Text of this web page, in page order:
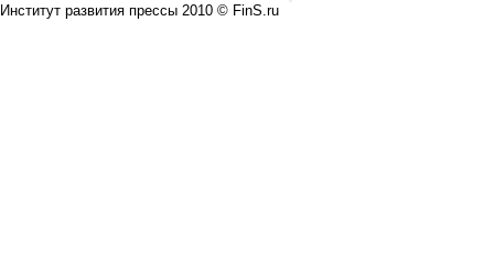
Институт развития прессы 2010 © FinS.ru